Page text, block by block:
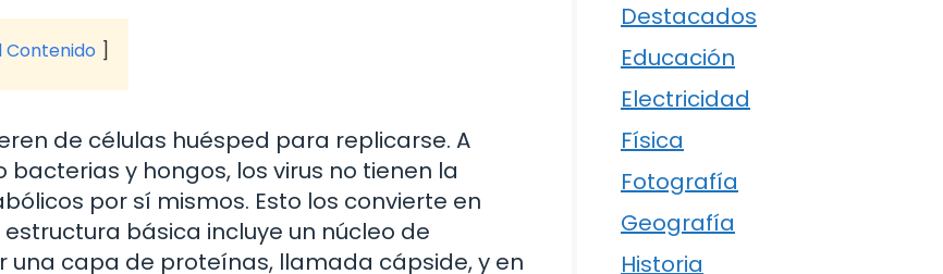
de células huésped para replicarse. A
y hongos, los virus no tienen la
por sí mismos. Esto los convierte en
básica incluye un núcleo de
una capa de proteínas, llamada cápside, y en
Destacados
Educación
Electricidad
Física
Fotografía
Geografía
Historia